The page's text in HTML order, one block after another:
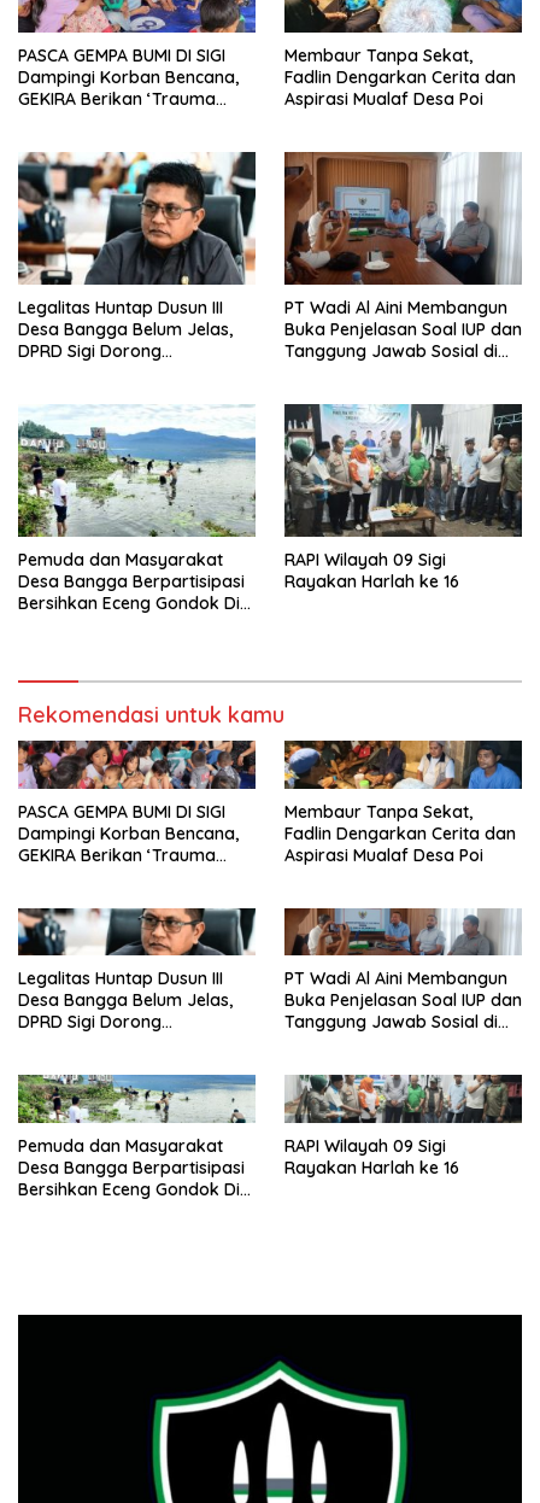
PASCA GEMPA BUMI DI SIGI
Dampingi Korban Bencana,
GEKIRA Berikan ‘Trauma
Membaur Tanpa Sekat,
Fadlin Dengarkan Cerita dan
Aspirasi Mualaf Desa Poi
Legalitas Huntap Dusun III
Desa Bangga Belum Jelas,
DPRD Sigi Dorong
PT Wadi Al Aini Membangun
Buka Penjelasan Soal IUP dan
Tanggung Jawab Sosial di
Pemuda dan Masyarakat
Desa Bangga Berpartisipasi
Bersihkan Eceng Gondok Di
RAPI Wilayah 09 Sigi
Rayakan Harlah ke 16
Rekomendasi untuk kamu
PASCA GEMPA BUMI DI SIGI
Dampingi Korban Bencana,
GEKIRA Berikan ‘Trauma
Membaur Tanpa Sekat,
Fadlin Dengarkan Cerita dan
Aspirasi Mualaf Desa Poi
Legalitas Huntap Dusun III
Desa Bangga Belum Jelas,
DPRD Sigi Dorong
PT Wadi Al Aini Membangun
Buka Penjelasan Soal IUP dan
Tanggung Jawab Sosial di
Pemuda dan Masyarakat
Desa Bangga Berpartisipasi
Bersihkan Eceng Gondok Di
RAPI Wilayah 09 Sigi
Rayakan Harlah ke 16